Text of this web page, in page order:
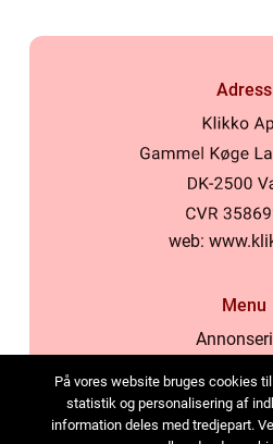
Adress
web:
Menu
Cookies
Kontakta
På vores website bruges cookies
statistik og personalisering af
information deles med tredjepart.